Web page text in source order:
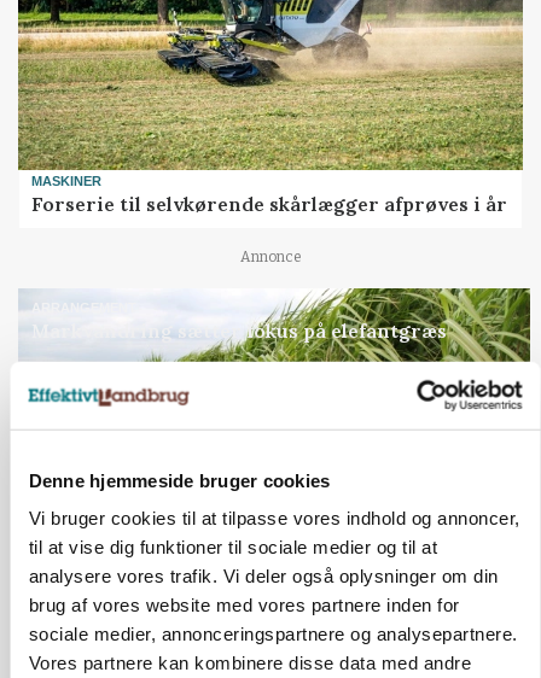
Denne hjemmeside bruger cookies
Vi bruger cookies til at tilpasse vores indhold og annoncer,
til at vise dig funktioner til sociale medier og til at
analysere vores trafik. Vi deler også oplysninger om din
brug af vores website med vores partnere inden for
sociale medier, annonceringspartnere og analysepartnere.
Vores partnere kan kombinere disse data med andre
MASKINER
Forserie til selvkørende skårlægger afprøves i år
Annonce
ARRANGEMENT
Markvandring sætter fokus på elefantgræs
Loading...